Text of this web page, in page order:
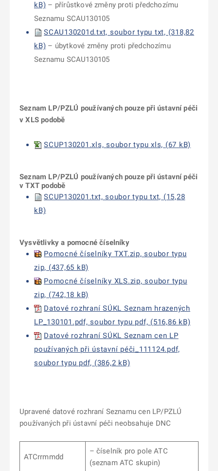
kB) – přírůstkové změny proti předchozímu
Seznamu SCAU130105
SCAU130201d.txt, soubor typu txt, (318,82
kB) – úbytkové změny proti předchozímu
Seznamu SCAU130105
Seznam LP/PZLÚ používaných pouze při ústavní péči
v XLS podobě
SCUP130201.xls, soubor typu xls, (67 kB)
Seznam LP/PZLÚ používaných pouze při ústavní péči
v TXT podobě
SCUP130201.txt, soubor typu txt, (15,28
kB)
Vysvětlivky a pomocné číselníky
Pomocné číselníky TXT.zip, soubor typu
zip, (437,65 kB)
Pomocné číselníky XLS.zip, soubor typu
zip, (742,18 kB)
Datové rozhraní SÚKL Seznam hrazených
LP_130101.pdf, soubor typu pdf, (516,86 kB)
Datové rozhraní SÚKL Seznam cen LP
používaných při ústavní péči_111124.pdf,
soubor typu pdf, (386,2 kB)
Upravené datové rozhraní Seznamu cen LP/PZLÚ
používaných při ústavní péči neobsahuje DNC
ATCrrmmdd
– číselník pro pole ATC
(seznam ATC skupin)